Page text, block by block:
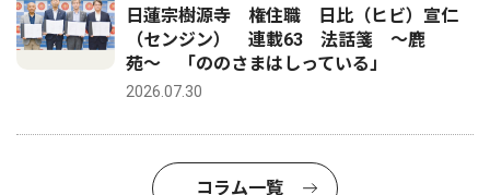
日蓮宗樹源寺 権住職 日比（ヒビ）宣仁
（センジン） 連載63 法話箋 〜鹿
苑〜 「ののさまはしっている」
2026.07.30
コラム一覧